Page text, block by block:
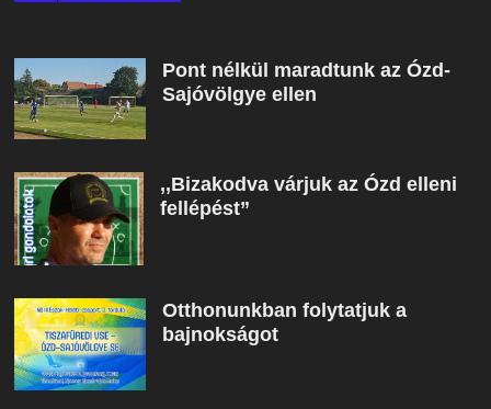
Pont nélkül maradtunk az Ózd-
Sajóvölgye ellen
,,Bizakodva várjuk az Ózd elleni
fellépést”
Otthonunkban folytatjuk a
bajnokságot